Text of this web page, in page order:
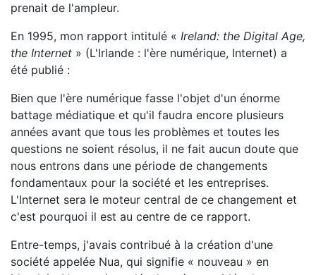
prenait de l'ampleur.
En 1995, mon rapport intitulé « Ireland: the Digital Age,
the Internet » (L'Irlande : l'ère numérique, Internet) a
été publié :
Bien que l'ère numérique fasse l'objet d'un énorme
battage médiatique et qu'il faudra encore plusieurs
années avant que tous les problèmes et toutes les
questions ne soient résolus, il ne fait aucun doute que
nous entrons dans une période de changements
fondamentaux pour la société et les entreprises.
L'Internet sera le moteur central de ce changement et
c'est pourquoi il est au centre de ce rapport.
Entre-temps, j'avais contribué à la création d'une
société appelée Nua, qui signifie « nouveau » en